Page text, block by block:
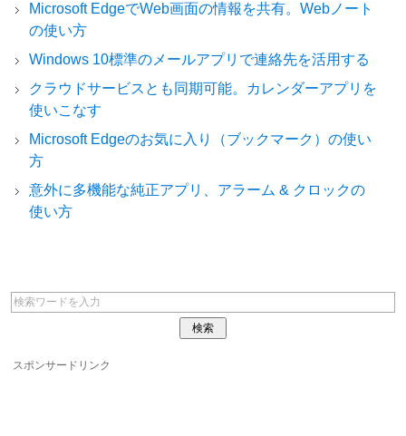
Microsoft EdgeでWeb画面の情報を共有。Webノート
の使い方
Windows 10標準のメールアプリで連絡先を活用する
クラウドサービスとも同期可能。カレンダーアプリを
使いこなす
Microsoft Edgeのお気に入り（ブックマーク）の使い
方
意外に多機能な純正アプリ、アラーム & クロックの
使い方
スポンサードリンク